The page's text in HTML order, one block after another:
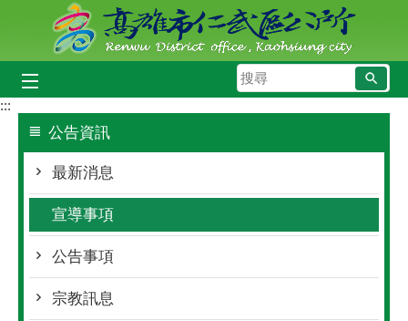
跳到主要內容區塊
搜
尋
:::
公告資訊
最新消息
宣導事項
公告事項
宗教訊息